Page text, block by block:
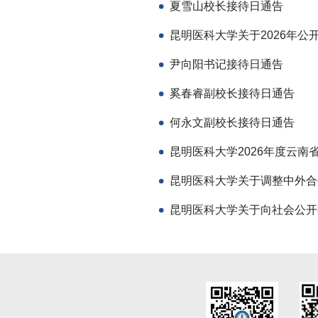
夏雪山校长接待日通告
尹向阳书记接待日通告
奚春睿副校长接待日通告
何永文副校长接待日通告